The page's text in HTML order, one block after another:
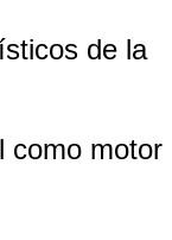
de la
como motor